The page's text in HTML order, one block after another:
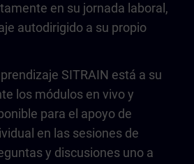
en su jornada laboral,
autodirigido a su propio
SITRAIN está a su
los módulos en vivo y
para el apoyo de
en las sesiones de
y discusiones uno a